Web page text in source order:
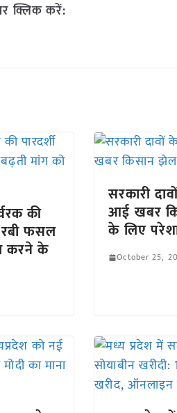
क्लिक करें:
की
रबी फसल
करने के
सरकारी
आई खबर
के लिए
October 25,